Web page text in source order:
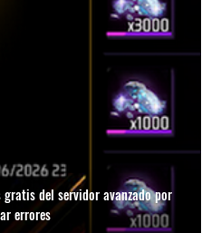
del servidor avanzado por
errores